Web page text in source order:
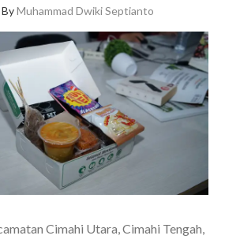
ByMuhammad Dwiki Septianto
Cimahi Utara, Cimahi Tengah,